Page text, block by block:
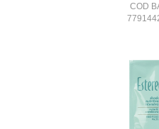
COD